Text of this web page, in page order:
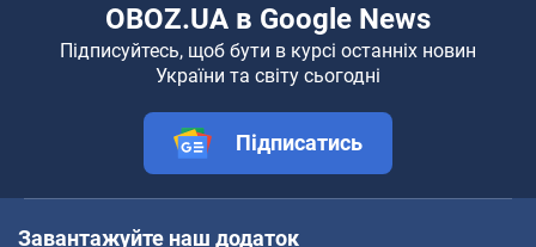
OBOZ.UA в Google News
Підписуйтесь, щоб бути в курсі останніх новин
України та світу сьогодні
Підписатись
Завантажуйте наш додаток